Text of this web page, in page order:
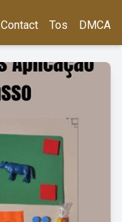
Contact Tos DMCA